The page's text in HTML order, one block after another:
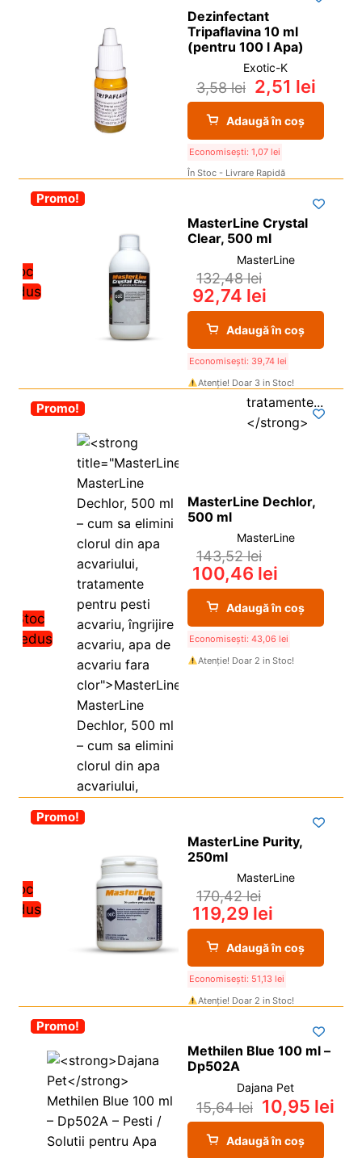
Dezinfectant
Tripaflavina 10 ml
(pentru 100 l Apa)
Exotic-K
3,58lei 2,51 lei
Adaugă în coș
Economisești: 1,07 lei
În Stoc - Livrare Rapidă
Stoc
redus
-30%
Promo!
MasterLine Crystal
Clear, 500 ml
MasterLine
132,48lei
92,74 lei
Adaugă în coș
Economisești: 39,74 lei
Atenție! Doar 3 in Stoc!
Stoc
redus
-30%
Promo!
MasterLine Dechlor,
500 ml
MasterLine
143,52lei
100,46 lei
Adaugă în coș
Economisești: 43,06 lei
Atenție! Doar 2 in Stoc!
Stoc
redus
-30%
Promo!
MasterLine Purity,
250ml
MasterLine
170,42lei
119,29 lei
Adaugă în coș
Economisești: 51,13 lei
Atenție! Doar 2 in Stoc!
-30%
Promo!
Methilen Blue 100 ml –
Dp502A
Dajana Pet
15,64lei 10,95 lei
Adaugă în coș